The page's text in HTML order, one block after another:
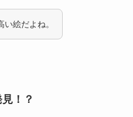
絵だよね。
！？